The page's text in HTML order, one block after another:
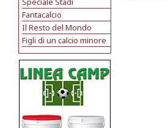
Fantacalcio
Il Resto del Mondo
Figli di un calcio minore